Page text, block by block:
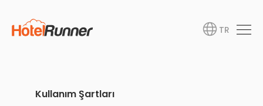
TR
Kullanım Şartları